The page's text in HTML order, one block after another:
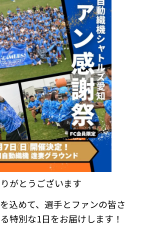
がとうございます
込めて、選手とファンの皆さ
特別な1日をお届けします！